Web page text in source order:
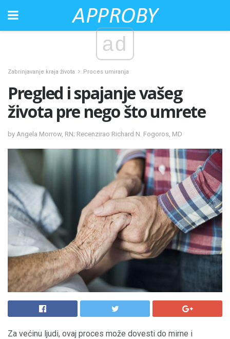
ad
Zabrinjavanje kraja života Proces umiranja
Pregled i spajanje vašeg
života pre nego što umrete
by Angela Morrow, RN; Recenzirao Richard N. Fogoros, MD
Za većinu ljudi, ovaj proces može dovesti do mirne i